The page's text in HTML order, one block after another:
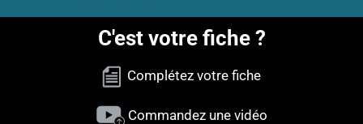
C'est votre fiche ?
Complétez votre fiche
Commandez une vidéo